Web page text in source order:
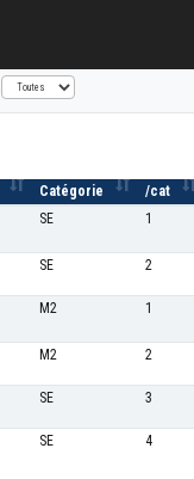
Catégorie /cat
SE 1
SE 2
M2 1
M2 2
SE 3
SE 4